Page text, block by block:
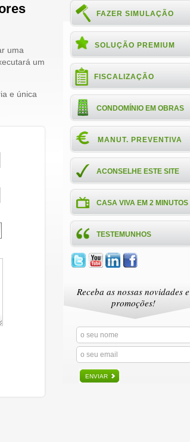
uma
um
e única
FAZER SIMULAÇÃO
SOLUÇÃO PREMIUM
FISCALIZAÇÃO
CONDOMÍNIO EM OBRAS
MANUT. PREVENTIVA
ACONSELHE ESTE SITE
CASA VIVA EM 2 MINUTOS
TESTEMUNHOS
Receba as nossas novidades e
promoções!
ENVIAR